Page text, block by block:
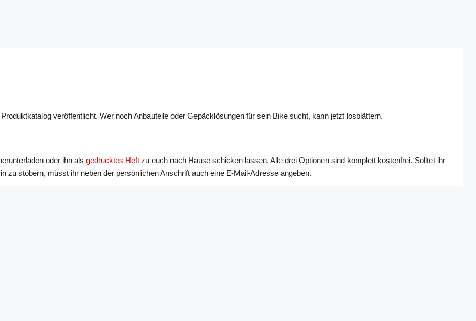
veröffentlicht. Wer noch Anbauteile oder Gepäcklösungen für sein Bike sucht, kann jetzt losblättern.
oder ihn als gedrucktes Heft zu euch nach Hause schicken lassen. Alle drei Optionen sind komplett kostenfrei. Solltet ihr
zu stöbern, müsst ihr neben der persönlichen Anschrift auch eine E-Mail-Adresse angeben.